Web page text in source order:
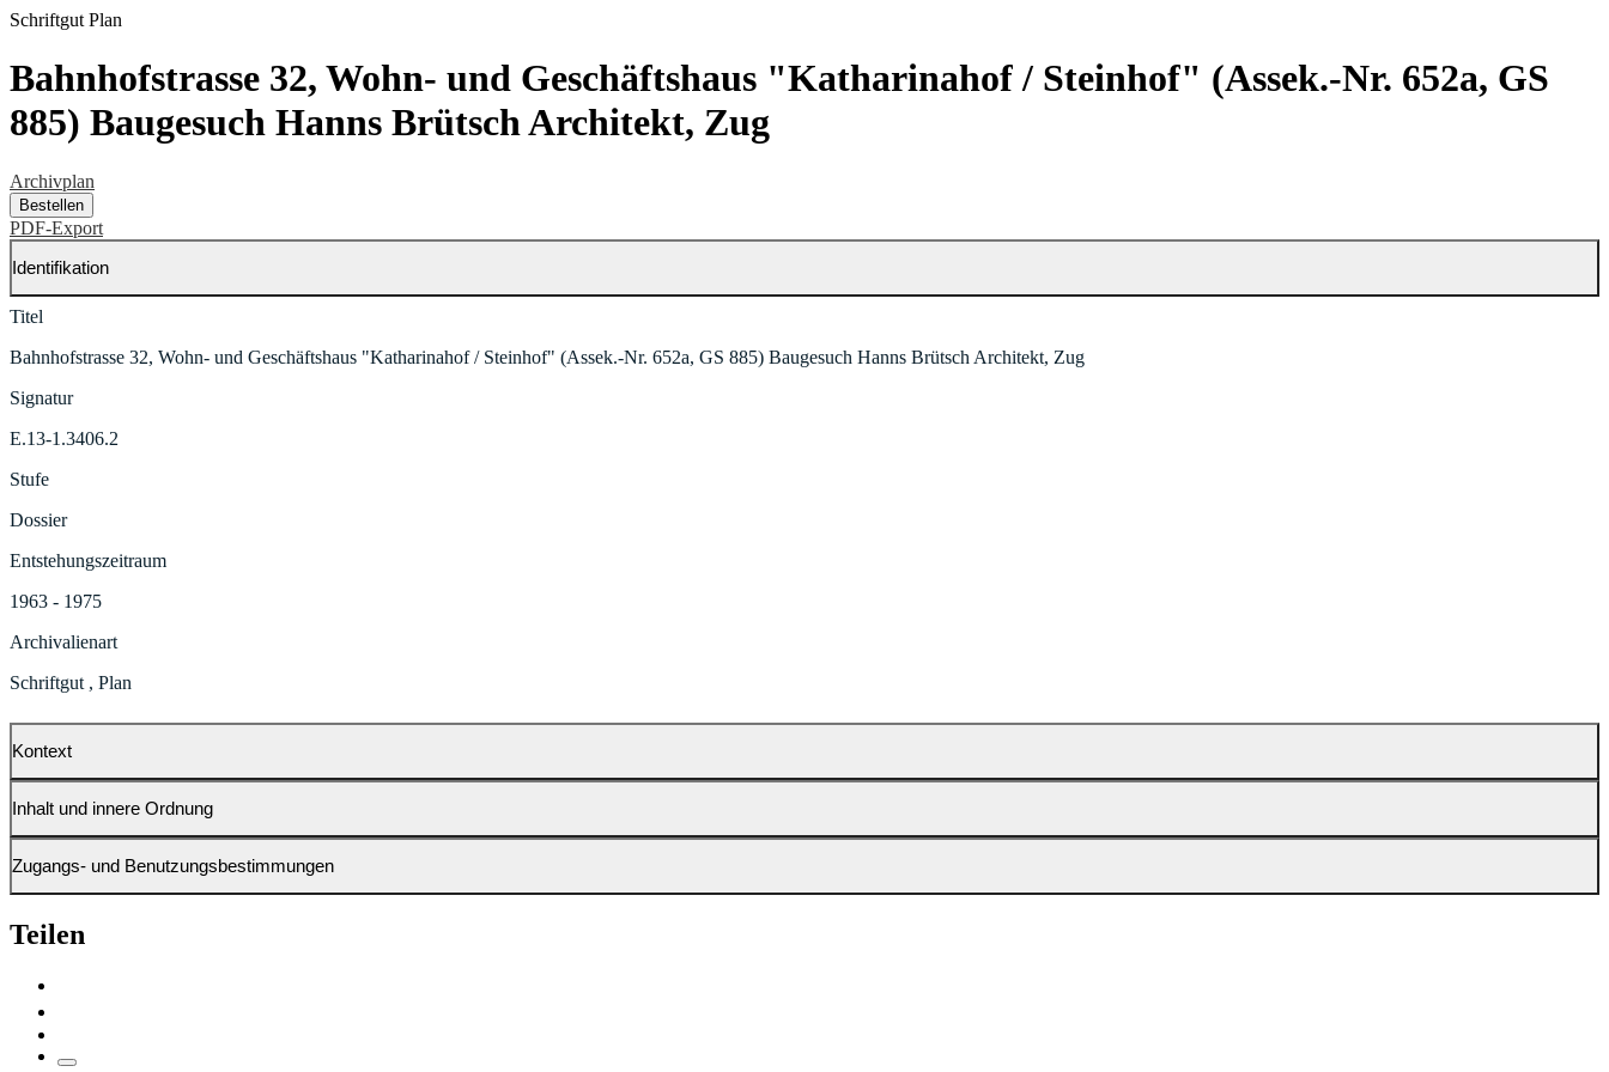
Schriftgut Plan
Bahnhofstrasse 32, Wohn- und Geschäftshaus "Katharinahof / Steinhof" (Assek.-Nr. 652a, GS
885) Baugesuch Hanns Brütsch Architekt, Zug
Archivplan
Bestellen
PDF-Export
Identifikation
Titel
Bahnhofstrasse 32, Wohn- und Geschäftshaus "Katharinahof / Steinhof" (Assek.-Nr. 652a, GS 885) Baugesuch Hanns Brütsch Architekt, Zug
Signatur
E.13-1.3406.2
Stufe
Dossier
Entstehungszeitraum
1963 - 1975
Archivalienart
Schriftgut , Plan
Kontext
Inhalt und innere Ordnung
Zugangs- und Benutzungsbestimmungen
Teilen